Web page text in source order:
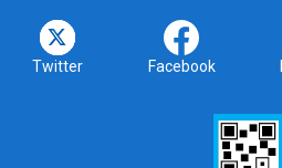
Twitter Facebook